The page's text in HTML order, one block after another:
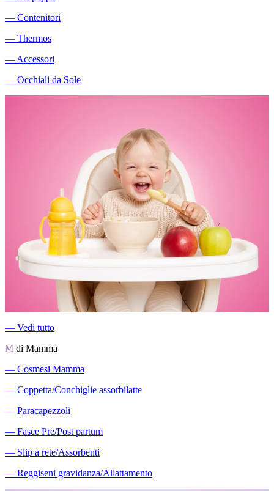
― Contenitori
― Thermos
― Accessori
― Occhiali da Sole
― Vedi tutto
M di Mamma
― Cosmesi Mamma
― Coppetta/Conchiglie assorbilatte
― Paracapezzoli
― Fasce Pre/Post partum
― Slip a rete/Assorbenti
― Reggiseni gravidanza/Allattamento